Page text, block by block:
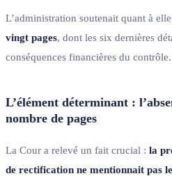
L’administration soutenait quant à
vingt pages, dont les six dernières
conséquences financières du contrôle.
L’élément déterminant :
nombre de pages
La Cour a relevé un fait crucial : la
de rectification ne mentionnait pas